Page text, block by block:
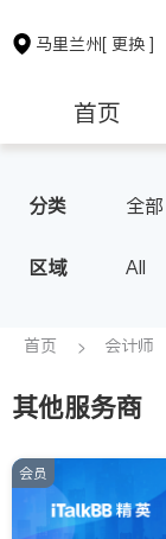
马里兰州[ 更换 ]
首页
保险理财
银行贷款
建筑装修
分类 全部
区域
All
D.C.)
首页 会计师
其他服务商
会员